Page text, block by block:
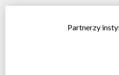
Partnerzy